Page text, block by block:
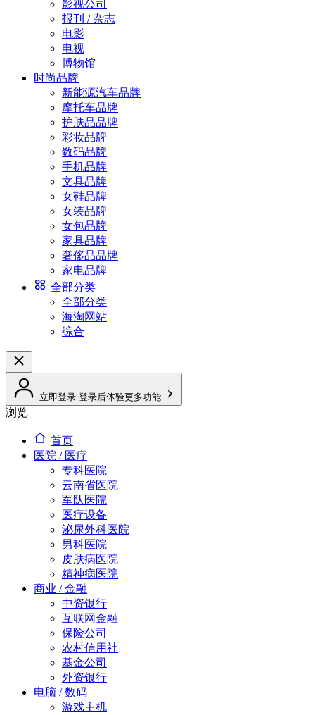
影视公司
报刊 / 杂志
电影
电视
博物馆
时尚品牌
新能源汽车品牌
摩托车品牌
护肤品品牌
彩妆品牌
数码品牌
手机品牌
文具品牌
女鞋品牌
女装品牌
女包品牌
家具品牌
奢侈品品牌
家电品牌
全部分类
全部分类
海淘网站
综合
立即登录 登录后体验更多功能
浏览
首页
医院 / 医疗
专科医院
云南省医院
军队医院
医疗设备
泌尿外科医院
男科医院
皮肤病医院
精神病医院
商业 / 金融
中资银行
互联网金融
保险公司
农村信用社
基金公司
外资银行
电脑 / 数码
游戏主机